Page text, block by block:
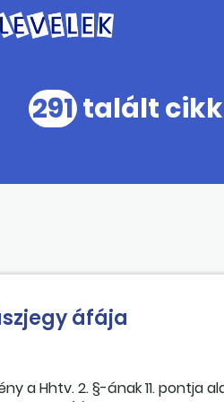
291talált cikk
áfája
a Hhtv. 2. §-ának 11. pontja